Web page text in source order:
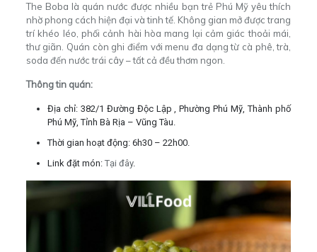
The Boba là quán nước được nhiều bạn trẻ Phú Mỹ yêu thích
nhờ phong cách hiện đại và tinh tế. Không gian mở được trang
trí khéo léo, phối cảnh hài hòa mang lại cảm giác thoải mái,
thư giãn. Quán còn ghi điểm với menu đa dạng từ cà phê, trà,
soda đến nước trái cây – tất cả đều thơm ngon.
Thông tin quán:
Địa chỉ: 382/1 Đường Độc Lập , Phường Phú Mỹ, Thành phố
Phú Mỹ, Tỉnh Bà Rịa – Vũng Tàu.
Thời gian hoạt động: 6h30 – 22h00.
Link đặt món: Tại đây.